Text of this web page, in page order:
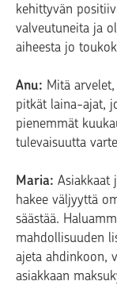
kehittyvän
valveutuneita ja
aiheesta jo
Anu: Mitä
pitkät laina-ajat,
pienemmät
tulevaisuutta
Maria: Asiakkaat
hakee väljyyttä
säästää.
mahdollisuuden
ajeta ahdinkoon,
asiakkaan